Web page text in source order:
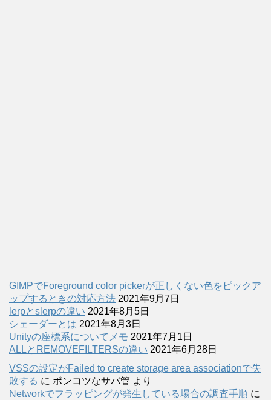
GIMPでForeground color pickerが正しくない色をピックア
ップするときの対応方法 2021年9月7日
lerpとslerpの違い 2021年8月5日
シェーダーとは 2021年8月3日
Unityの座標系についてメモ 2021年7月1日
ALLとREMOVEFILTERSの違い 2021年6月28日
VSSの設定がFailed to create storage area associationで失
敗する に ポンコツなサバ管 より
Networkでフラッピングが発生している場合の調査手順 に